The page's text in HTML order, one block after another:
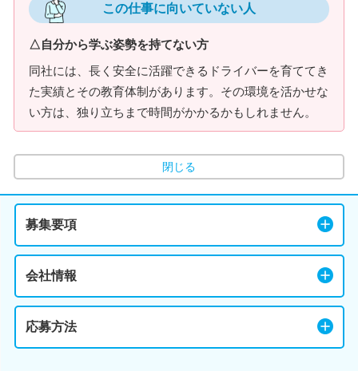
この仕事に向いていない人
△自分から学ぶ姿勢を持てない方
同社には、長く安全に活躍できるドライバーを育ててき
た実績とその教育体制があります。その環境を活かせな
い方は、独り立ちまで時間がかかるかもしれません。
閉じる
募集要項
会社情報
応募方法